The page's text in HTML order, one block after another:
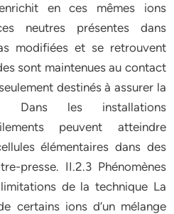
en ces mêmes ions
neutres présentes dans
modifiées et se retrouvent
sont maintenues au contact
destinés à assurer la
Dans les installations
peuvent atteindre
élémentaires dans des
presse. II.2.3 Phénomènes
de la technique La
certains ions d’un mélange